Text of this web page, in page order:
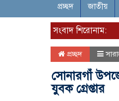
প্রচ্ছদ জাতীয়
সংবাদ শিরোনাম:
প্রচ্ছদ
সোনারগাঁ
যুবক গ্রেপ্তার